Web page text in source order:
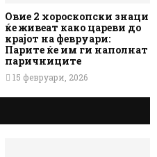
Овие 2 хороскопски знаци
ќе живеат како цареви до
крајот на февруари:
Парите ќе им ги наполнат
паричниците
15 февруари, 2026